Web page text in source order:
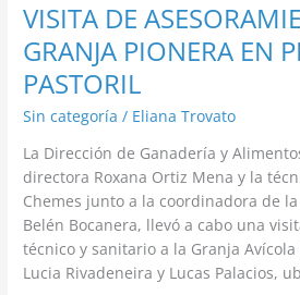
VISITA DE
GRANJA PIONERA EN
PASTORIL
Sin categoría / Eliana Trovato
La Dirección de Ganadería y
directora Roxana Ortiz Mena y la
Chemes junto a la coordinadora de
Belén Bocanera, llevó a cabo una
técnico y sanitario a la Granja
Lucia Rivadeneira y Lucas Palacios,